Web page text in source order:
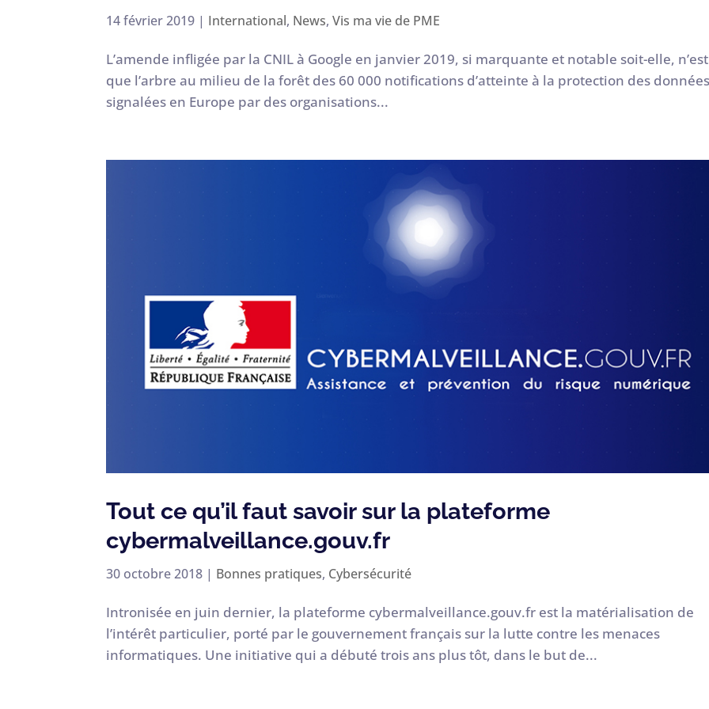
14 février 2019 | International, News,Vis ma vie de PME
L’amende infligée par la CNIL à Google en janvier 2019, si marquante et notable soit-elle, n’est
que l’arbre au milieu de la forêt des 60 000 notifications d’atteinte à la protection des
signalées en Europe par des organisations...
Tout ce qu’il faut savoir sur la plateforme
cybermalveillance.gouv.fr
30 octobre 2018 | Bonnes pratiques, Cybersécurité
Intronisée en juin dernier, la plateforme cybermalveillance.gouv.fr est la matérialisation de
l’intérêt particulier, porté par le gouvernement français sur la lutte contre les menaces
informatiques. Une initiative qui a débuté trois ans plus tôt, dans le but de...